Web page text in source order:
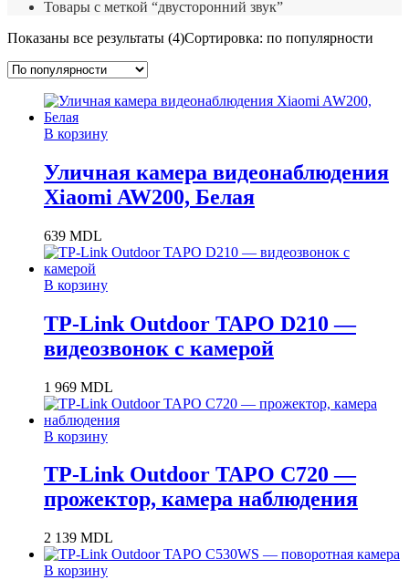
Товары с меткой “двусторонний звук”
Показаны все результаты (4)Сортировка: по популярности
В корзину
Уличная камера видеонаблюдения
Xiaomi AW200, Белая
639 MDL
В корзину
TP-Link Outdoor TAPO D210 —
видеозвонок с камерой
1 969 MDL
В корзину
TP-Link Outdoor TAPO C720 —
прожектор, камера наблюдения
2 139 MDL
В корзину